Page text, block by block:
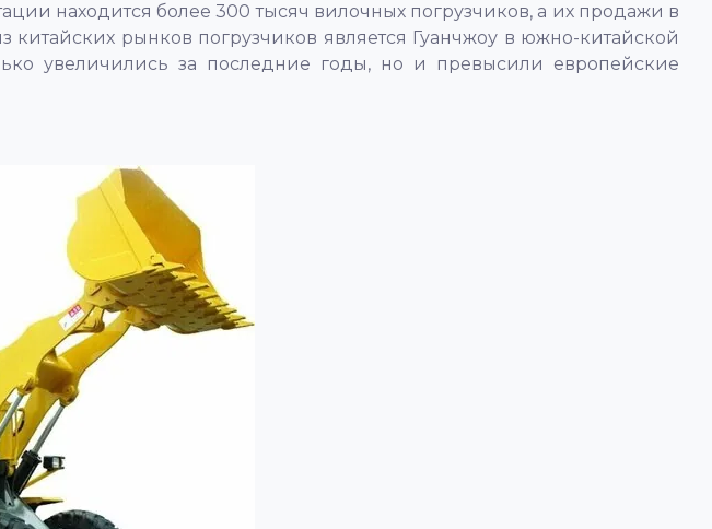
находится более 300 тысяч вилочных погрузчиков, а их продажи в
рынков погрузчиков является Гуанчжоу в южно-китайской
увеличились за последние годы, но и превысили европейские